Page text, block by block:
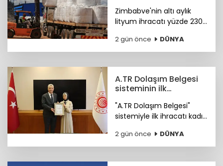
Zimbabve'nin altı aylık
lityum ihracatı yüzde 230
2 gün önce DÜNYA
A.TR Dolaşım Belgesi
sisteminin ilk
Özçelik oldu
"A.TR Dolaşım Belgesi"
sistemiyle ilk ihracatı kadın
yaptı.
2 gün önce DÜNYA